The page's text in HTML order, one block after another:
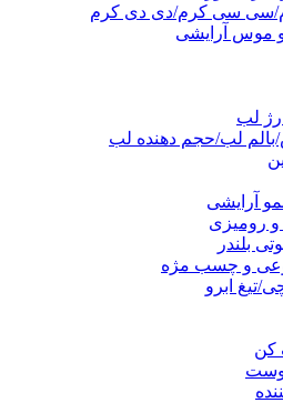
سی سی کرم/دی دی کرم
موس آرایشی
لب
لب/حجم دهنده لب
آرایشی
و رومیزی
بلندر
و چسب مژه
تیغ ابرو
کن